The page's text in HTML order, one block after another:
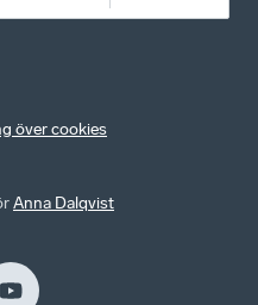
över cookies
Anna Dalqvist